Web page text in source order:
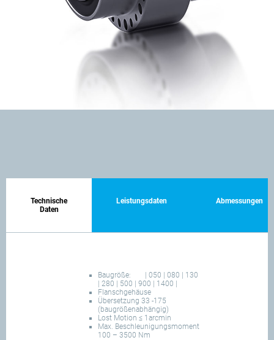
Technische
Daten
Leistungsdaten Abmessungen
Baugröße:
| 050 | 080 | 130
| 280 | 500 | 900 | 1400 |
Flanschgehäuse
Übersetzung 33 -175
(baugrößenabhängig)
Lost Motion ≤ 1arcmin
Max. Beschleunigungsmoment
100 – 3500 Nm